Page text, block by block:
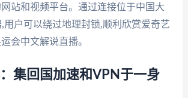
站和视频平台。通过连接位于中国大
用户可以绕过地理封锁,顺利欣赏爱奇艺
会中文解说直播。
集回国加速和VPN于一身